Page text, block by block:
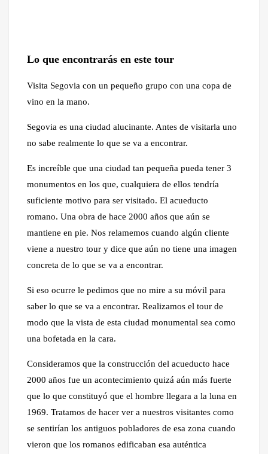
Lo que encontrarás en este tour
Visita Segovia con un pequeño grupo con una copa de
vino en la mano.
Segovia es una ciudad alucinante. Antes de visitarla uno
no sabe realmente lo que se va a encontrar.
Es increíble que una ciudad tan pequeña pueda tener 3
monumentos en los que, cualquiera de ellos tendría
suficiente motivo para ser visitado. El acueducto
romano. Una obra de hace 2000 años que aún se
mantiene en pie. Nos relamemos cuando algún cliente
viene a nuestro tour y dice que aún no tiene una imagen
concreta de lo que se va a encontrar.
Si eso ocurre le pedimos que no mire a su móvil para
saber lo que se va a encontrar. Realizamos el tour de
modo que la vista de esta ciudad monumental sea como
una bofetada en la cara.
Consideramos que la construcción del acueducto hace
2000 años fue un acontecimiento quizá aún más fuerte
que lo que constituyó que el hombre llegara a la luna en
1969. Tratamos de hacer ver a nuestros visitantes como
se sentirían los antiguos pobladores de esa zona cuando
vieron que los romanos edificaban esa auténtica